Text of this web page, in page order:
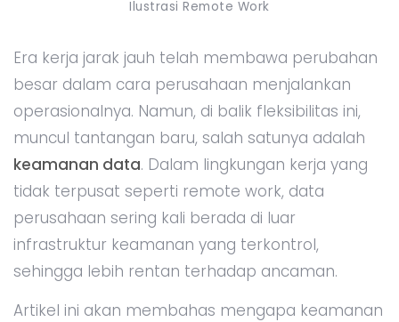
Ilustrasi Remote Work
Era kerja jarak jauh telah membawa perubahan
besar dalam cara perusahaan menjalankan
operasionalnya. Namun, di balik fleksibilitas ini,
muncul tantangan baru, salah satunya adalah
keamanan data. Dalam lingkungan kerja yang
tidak terpusat seperti remote work, data
perusahaan sering kali berada di luar
infrastruktur keamanan yang terkontrol,
sehingga lebih rentan terhadap ancaman.
Artikel ini akan membahas mengapa keamanan